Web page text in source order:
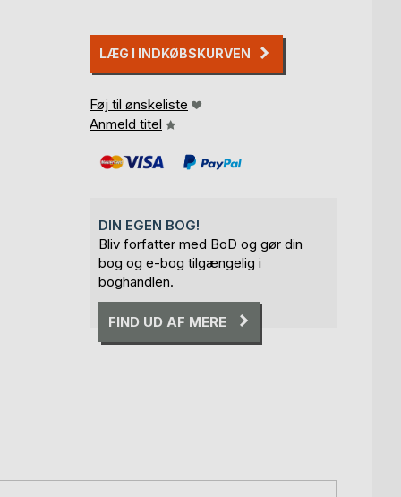
LÆG I INDKØBSKURVEN
Føj til ønskeliste
Anmeld titel
DIN EGEN BOG!
Bliv forfatter med BoD og gør din
bog og e-bog tilgængelig i
boghandlen.
FIND UD AF MERE